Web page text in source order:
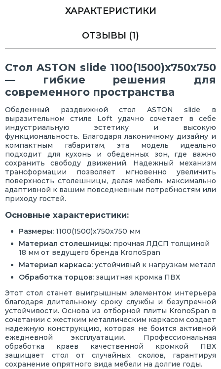
ХАРАКТЕРИСТИКИ
ОТЗЫВЫ (1)
Стол ASTON slide 1100(1500)х750х750
— гибкие решения для
современного пространства
Обеденный раздвижной стол ASTON slide в
выразительном стиле Loft удачно сочетает в себе
индустриальную эстетику и высокую
функциональность. Благодаря лаконичному дизайну и
компактным габаритам, эта модель идеально
подходит для кухонь и обеденных зон, где важно
сохранить свободу движений. Надежный механизм
трансформации позволяет мгновенно увеличить
поверхность столешницы, делая мебель максимально
адаптивной к вашим повседневным потребностям или
приходу гостей.
Основные характеристики:
Размеры: 1100(1500)х750х750 мм
Материал столешницы: прочная ЛДСП толщиной
18 мм от ведущего бренда KronoSpan
Материал каркаса: устойчивый к нагрузкам металл
Обработка торцов: защитная кромка ПВХ
Этот стол станет выигрышным элементом интерьера
благодаря длительному сроку службы и безупречной
устойчивости. Основа из отборной плиты KronoSpan в
сочетании с жестким металлическим каркасом создает
надежную конструкцию, которая не боится активной
ежедневной эксплуатации. Профессиональная
обработка краев качественной кромкой ПВХ
защищает стол от случайных сколов, гарантируя
сохранение опрятного вида мебели на долгие годы.